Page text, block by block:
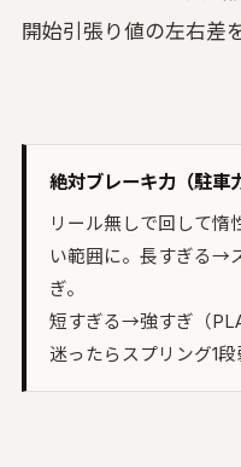
開始引張り値の左右差
絶対ブレーキ力（駐車
リール無しで回して惰
い範囲に。長すぎる→
ぎ。
短すぎる→強すぎ（
迷ったらスプリング1